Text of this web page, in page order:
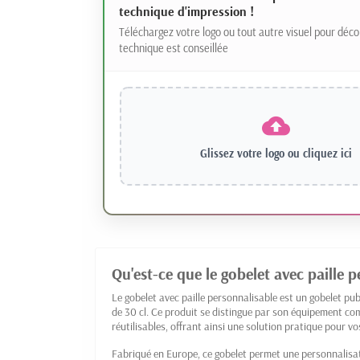
technique d'impression !
Téléchargez votre logo ou tout autre visuel pour
technique est conseillée
Glissez votre logo ou cliquez ici
Qu'est-ce que le gobelet avec paille
Le gobelet avec paille personnalisable est un gobelet
de 30 cl. Ce produit se distingue par son équipement
réutilisables, offrant ainsi une solution pratique pour
Fabriqué en Europe, ce gobelet permet une